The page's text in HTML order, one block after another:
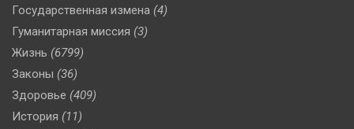
Государственная измена (4)
Гуманитарная миссия (3)
Жизнь (6799)
Законы (36)
Здоровье (409)
История (11)